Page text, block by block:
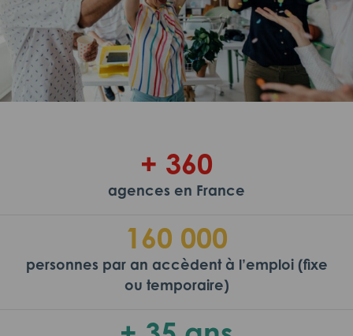
+ 360
agences en France
160 000
personnes par an accèdent à l’emploi (fixe
ou temporaire)